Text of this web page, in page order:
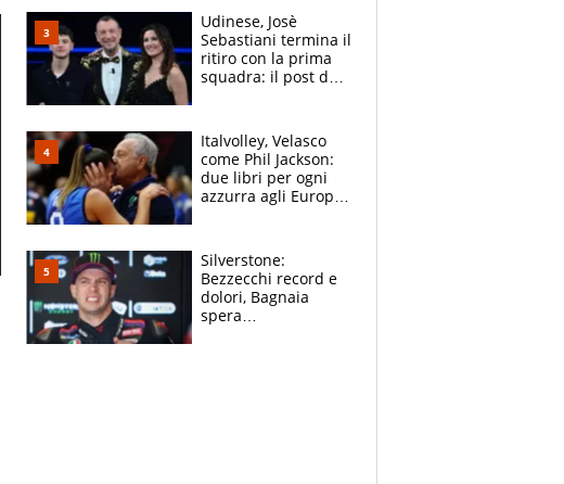
McLaren siano
meglio?”
Udinese, Josè
Sebastiani termina il
ritiro con la prima
squadra: il post del
sfondo
Italvolley, Velasco
come Phil Jackson:
due libri per ogni
azzurra agli Europei.
Silverstone:
Bezzecchi record e
dolori, Bagnaia
spera